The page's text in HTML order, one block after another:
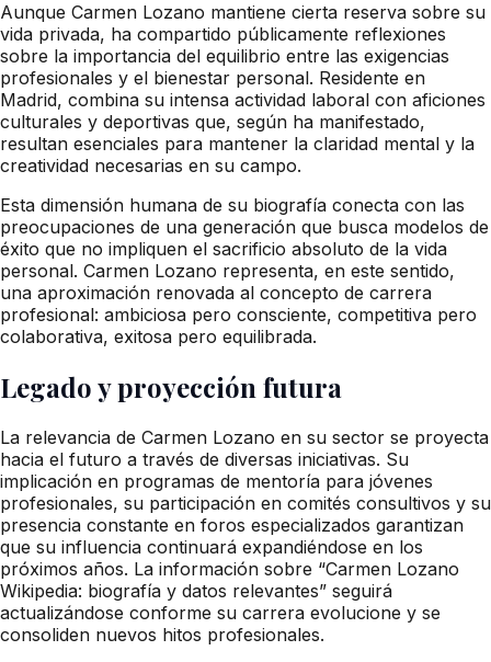
Aunque Carmen Lozano mantiene cierta reserva sobre su
vida privada, ha compartido públicamente reflexiones
sobre la importancia del equilibrio entre las exigencias
profesionales y el bienestar personal. Residente en
Madrid, combina su intensa actividad laboral con aficiones
culturales y deportivas que, según ha manifestado,
resultan esenciales para mantener la claridad mental y la
creatividad necesarias en su campo.
Esta dimensión humana de su biografía conecta con las
preocupaciones de una generación que busca modelos de
éxito que no impliquen el sacrificio absoluto de la vida
personal. Carmen Lozano representa, en este sentido,
una aproximación renovada al concepto de carrera
profesional: ambiciosa pero consciente, competitiva pero
colaborativa, exitosa pero equilibrada.
Legado y proyección futura
La relevancia de Carmen Lozano en su sector se proyecta
hacia el futuro a través de diversas iniciativas. Su
implicación en programas de mentoría para jóvenes
profesionales, su participación en comités consultivos y su
presencia constante en foros especializados garantizan
que su influencia continuará expandiéndose en los
próximos años. La información sobre “Carmen Lozano
Wikipedia: biografía y datos relevantes” seguirá
actualizándose conforme su carrera evolucione y se
consoliden nuevos hitos profesionales.